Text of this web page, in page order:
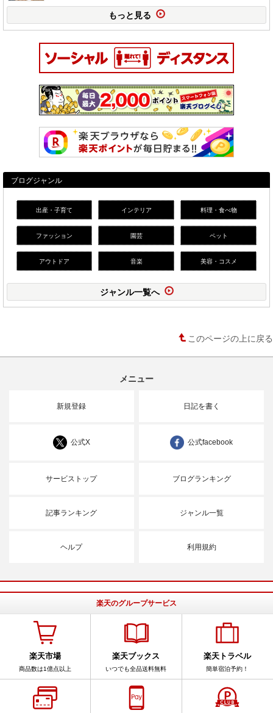
もっと見る
ブログジャンル
出産・子育て インテリア 料理・食べ物
ファッション 園芸 ペット
アウトドア 音楽 美容・コスメ
ジャンル一覧へ
このページの上に戻る
メニュー
新規登録 日記を書く
公式X 公式facebook
サービストップ ブログランキング
記事ランキング ジャンル一覧
ヘルプ 利用規約
楽天のグループサービス
楽天市場
商品数は1億点以上
楽天ブックス
いつでも全品送料無料
楽天トラベル
簡単宿泊予約！